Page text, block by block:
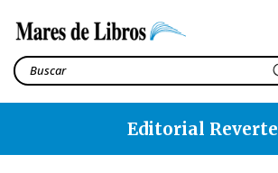
Editorial Reverte